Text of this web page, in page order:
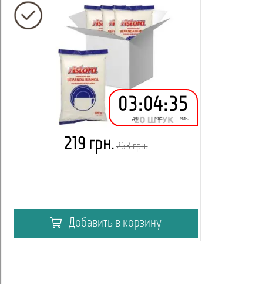
03
дн.
:04
час.
:35
мин.
219 грн. 263 грн.
Добавить в корзину